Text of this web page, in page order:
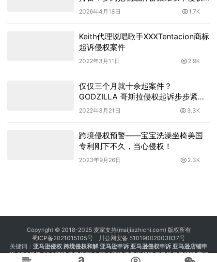
风险居高不下
2026年4月18日 1.7K
Keith代理说唱歌手XXXTentacion商标
起诉侵权案件
2022年3月11日 2.9K
仅仅三个月就十余起案件？
GODZILLA 哥斯拉侵权起诉步步紧
逼！
2022年3月21日 3.3K
跨境侵权预警——宝宝洗澡坐椅美国
专利刚下不久，当心侵权！
2023年9月26日 2.3K
Copyright © 2018-2025 麦家支持(maijiazhichi.com) 版权所有
蜀ICP备2021015105号
川公网安备 51019002003837号
关键词： 亚马逊侵权 跨境侵权和解 亚马逊申诉 亚马逊侵权申诉 亚马逊店铺申
诉 GBC侵权 GBC和解 亚马逊TRO TRO和解 亚马逊和解 亚马逊侵权和解商标